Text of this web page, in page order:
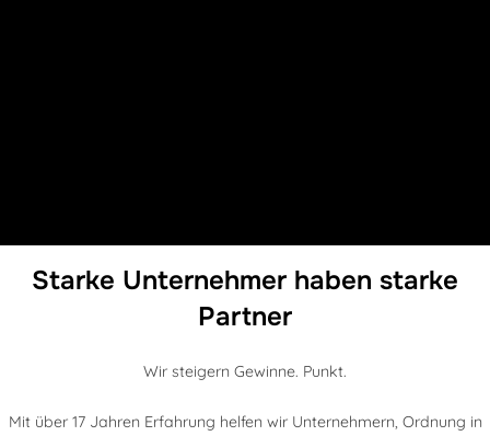
Starke Unternehmer haben starke
Partner
Wir steigern Gewinne. Punkt.
Mit über 17 Jahren Erfahrung helfen wir Unternehmern, Ordnung in